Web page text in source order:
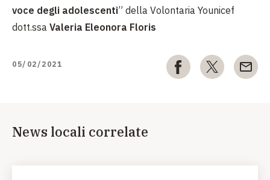
voce degli adolescenti” della Volontaria Younicef
dott.ssa Valeria Eleonora Floris
05/02/2021
News locali correlate